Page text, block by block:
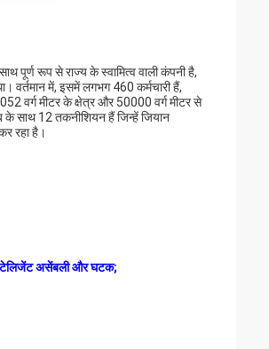
पूर्ण रूप से राज्य के स्वामित्व वाली कंपनी है,
वर्तमान में, इसमें लगभग 460 कर्मचारी हैं,
वर्ग मीटर के क्षेत्र और 50000 वर्ग मीटर से
के साथ 12 तकनीशियन हैं जिन्हें जियान
रहा है।
इंटेलिजेंट असेंबली और घटक;